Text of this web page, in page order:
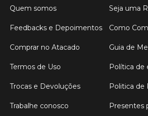
Quem somos
Seja uma
Feedbacks e Depoimentos Como
Comprar no Atacado Guia de
Termos de Uso Política de
Trocas e Devoluções Politica de
Trabalhe conosco Presentes